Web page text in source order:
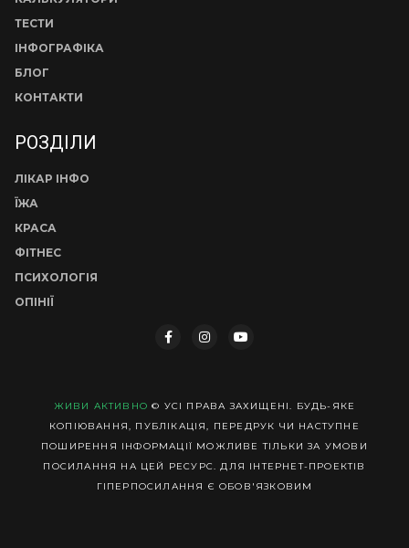
ТЕСТИ
ІНФОГРАФІКА
БЛОГ
КОНТАКТИ
РОЗДІЛИ
ЛІКАР ІНФО
ЇЖА
КРАСА
ФІТНЕС
ПСИХОЛОГІЯ
ОПІНІЇ
ЖИВИ АКТИВНО © УСІ ПРАВА ЗАХИЩЕНІ. БУДЬ-ЯКЕ
КОПІЮВАННЯ, ПУБЛІКАЦІЯ, ПЕРЕДРУК ЧИ НАСТУПНЕ
ПОШИРЕННЯ ІНФОРМАЦІЇ МОЖЛИВЕ ТІЛЬКИ ЗА УМОВИ
ПОСИЛАННЯ НА ЦЕЙ РЕСУРС. ДЛЯ ІНТЕРНЕТ-ПРОЕКТІВ
ГІПЕРПОСИЛАННЯ Є ОБОВ'ЯЗКОВИМ